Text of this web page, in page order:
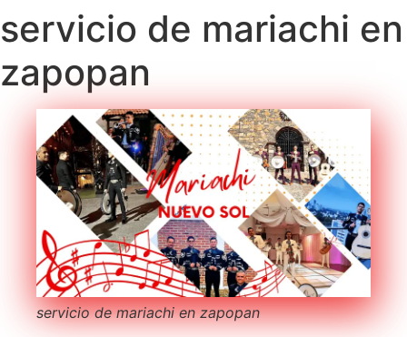
servicio de mariachi en
zapopan
servicio de mariachi en zapopan